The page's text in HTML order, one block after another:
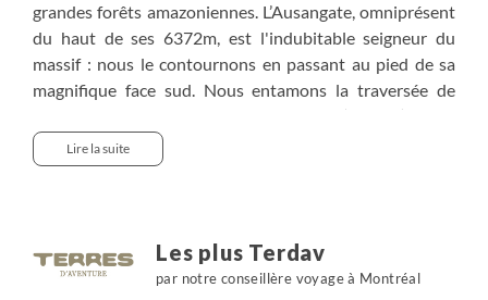
grandes forêts amazoniennes. L’Ausangate, omniprésent
du haut de ses 6372m, est l'indubitable seigneur du
massif : nous le contournons en passant au pied de sa
magnifique face sud. Nous entamons la traversée de
l'énorme massif composé du Pico Tres (6093m) et du
Chumpe (6106m). Au bout, le site de Vinicunca et son
arc-en-ciel de roches colorées apparaissent, comme une
incas : le Machu Picchu bien sûr, mais pas que ! Nous
terminons ce superbe voyage par la découverte du lac
Lire la suite
Les plus Terdav
par notre conseillère voyage à Montréal